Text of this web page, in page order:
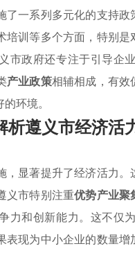
了一系列多元化的支持
培训等多个方面，特别
市政府还专注于引导企
产业政策相辅相成，有效
环境。
析遵义市经济活
，显著提升了经济活力
义市特别注重优势产业聚
力和创新能力。这不仅
表现为中小企业的数量